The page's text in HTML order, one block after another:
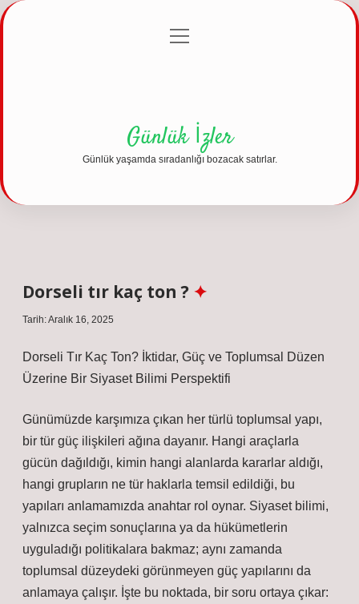
Gizlilik Politikası
menüyü
Günlük İzler
Günlük yaşamda sıradanlığı bozacak satırlar.
Dorseli tır kaç ton ?
Tarih: Aralık 16, 2025
Dorseli Tır Kaç Ton? İktidar, Güç ve Toplumsal Düzen
Üzerine Bir Siyaset Bilimi Perspektifi
Günümüzde karşımıza çıkan her türlü toplumsal yapı,
bir tür güç ilişkileri ağına dayanır. Hangi araçlarla
gücün dağıldığı, kimin hangi alanlarda kararlar aldığı,
hangi grupların ne tür haklarla temsil edildiği, bu
yapıları anlamamızda anahtar rol oynar. Siyaset bilimi,
yalnızca seçim sonuçlarına ya da hükümetlerin
uyguladığı politikalara bakmaz; aynı zamanda
toplumsal düzeydeki görünmeyen güç yapılarını da
anlamaya çalışır. İşte bu noktada, bir soru ortaya çıkar: